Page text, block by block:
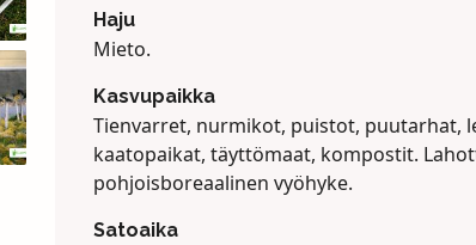
Haju
Mieto.
Kasvupaikka
Tienvarret, nurmikot, puistot, puutarhat,
kaatopaikat, täyttömaat, kompostit.
pohjoisboreaalinen vyöhyke.
Satoaika